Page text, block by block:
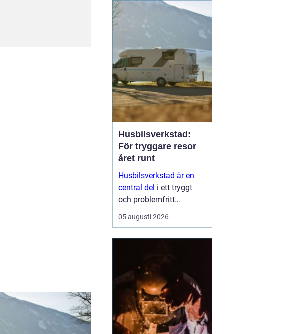
lättskötta golvlösningar.
produktionsmiljöer
behöver golvet vara mer
än bara en slityta. Golvet
ska tåla tung trafi...
Husbilsverkstad:
För tryggare resor
året runt
Husbilsverkstad är en
central del i ett tryggt
och problemfritt
husbilsliv. När en husbil
används som både
05 augusti 2026